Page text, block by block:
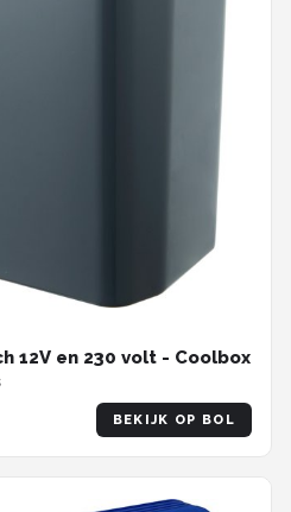
12V en 230 volt - Coolbox
BEKIJK OP BOL